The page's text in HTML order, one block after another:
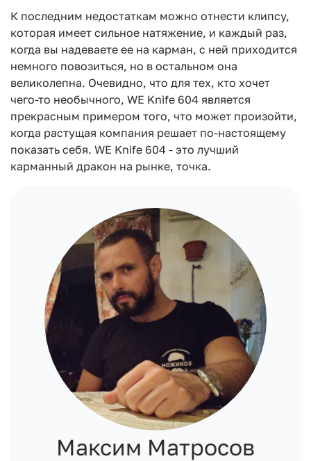
К последним недостаткам можно отнести клипсу,
которая имеет сильное натяжение, и каждый раз,
когда вы надеваете ее на карман, с ней приходится
немного повозиться, но в остальном она
великолепна. Очевидно, что для тех, кто хочет
чего-то необычного, WE Knife 604 является
прекрасным примером того, что может произойти,
когда растущая компания решает по-настоящему
показать себя. WE Knife 604 - это лучший
карманный дракон на рынке, точка.
Максим Матросов